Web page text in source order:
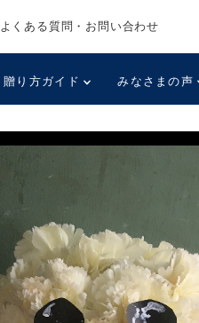
よくある質問・お問い合わせ
贈り方ガイド みなさまの声